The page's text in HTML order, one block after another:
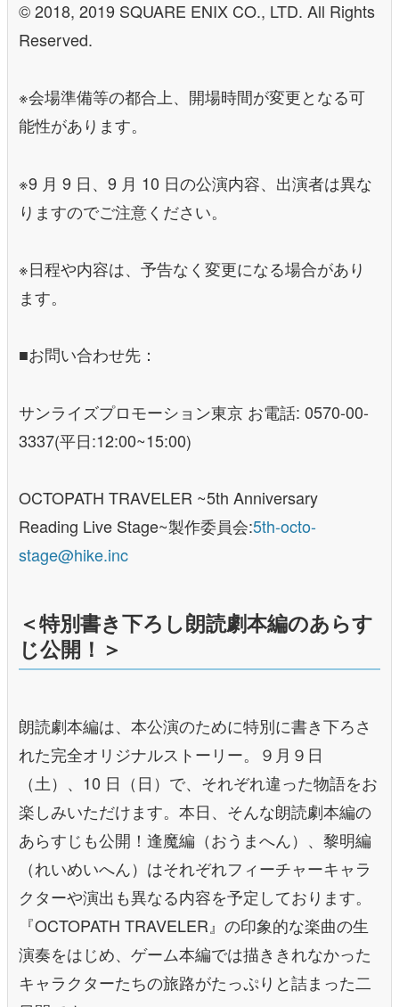
© 2018, 2019 SQUARE ENIX CO., LTD. All Rights
Reserved.
※会場準備等の都合上、開場時間が変更となる可
能性があります。
※9 月 9 日、9 月 10 日の公演内容、出演者は異な
りますのでご注意ください。
※日程や内容は、予告なく変更になる場合があり
ます。
■お問い合わせ先：
サンライズプロモーション東京 お電話: 0570-00-
3337(平日:12:00~15:00)
OCTOPATH TRAVELER ~5th Anniversary
Reading Live Stage~製作委員会:5th-octo-
stage@hike.inc
＜特別書き下ろし朗読劇本編のあらす
じ公開！＞
朗読劇本編は、本公演のために特別に書き下ろさ
れた完全オリジナルストーリー。９月９日
（土）、10 日（日）で、それぞれ違った物語をお
楽しみいただけます。本日、そんな朗読劇本編の
あらすじも公開！逢魔編（おうまへん）、黎明編
（れいめいへん）はそれぞれフィーチャーキャラ
クターや演出も異なる内容を予定しております。
『OCTOPATH TRAVELER』の印象的な楽曲の生
演奏をはじめ、ゲーム本編では描ききれなかった
キャラクターたちの旅路がたっぷりと詰まった二